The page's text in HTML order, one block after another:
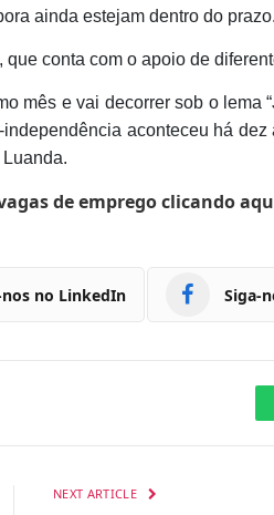
ainda estejam dentro do prazo.
conta com o apoio de
mês e vai decorrer sob o lema
aconteceu há
de emprego clicando
nos no LinkedIn Siga-
NEXT ARTICLE